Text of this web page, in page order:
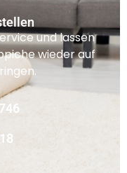
und lassen
wieder auf